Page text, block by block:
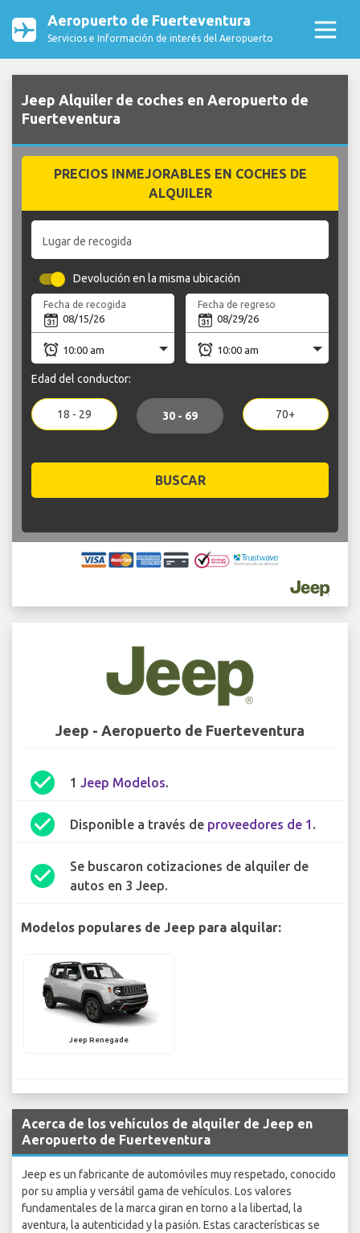
Aeropuerto de Fuerteventura
Servicios e Información de interés del Aeropuerto
Jeep Alquiler de coches en Aeropuerto de
Fuerteventura
PRECIOS INMEJORABLES EN COCHES DE
ALQUILER
Lugar de recogida
Devolución en la misma ubicación
Fecha de recogida Fecha de regreso
Edad del conductor:
18 - 29 30 - 69 70+
BUSCAR
Jeep - Aeropuerto de Fuerteventura
check_circle 1 Jeep Modelos.
check_circle Disponible a través de proveedores de 1 .
check_circle
Se buscaron cotizaciones de alquiler de
autos en 3 Jeep.
Modelos populares de Jeep para alquilar:
Jeep Renegade
Acerca de los vehículos de alquiler de Jeep en
Aeropuerto de Fuerteventura
Jeep es un fabricante de automóviles muy respetado, conocido
por su amplia y versátil gama de vehículos. Los valores
fundamentales de la marca giran en torno a la libertad, la
aventura, la autenticidad y la pasión. Estas características se